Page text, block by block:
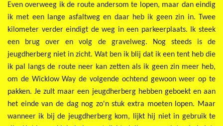
Even overweeg ik de route andersom te lopen, maar dan eindig
ik met een lange asfaltweg en daar heb ik geen zin in. Twee
kilometer verder eindigt de weg in een parkeerplaats. Ik steek
een brug over en volg de gravelweg. Nog steeds is de
jeugdherberg niet in zicht. Wat ben ik blij dat ik een tent heb die
ik pal langs de route neer kan zetten als ik geen zin meer heb,
om de Wicklow Way de volgende ochtend gewoon weer op te
pakken. Je zult maar een jeugdherberg hebben geboekt en aan
het einde van de dag nog zo'n stuk extra moeten lopen. Maar
wanneer ik bij de jeugdherberg kom, lijkt hij niet in gebruik te